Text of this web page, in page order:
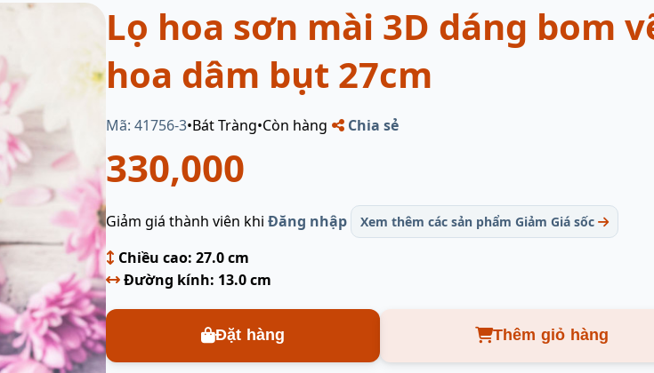
Lọ hoa sơn mài 3D dáng bom
hoa dâm bụt 27cm
Mã: 41756-3•Bát Tràng•Còn hàng Chia sẻ
330,000
Giảm giá thành viên khi Đăng nhập Xem thêm các sản phẩm Giảm Giá sốc
Chiều cao: 27.0 cm
Đường kính: 13.0 cm
Đặt hàng Thêm giỏ hàng